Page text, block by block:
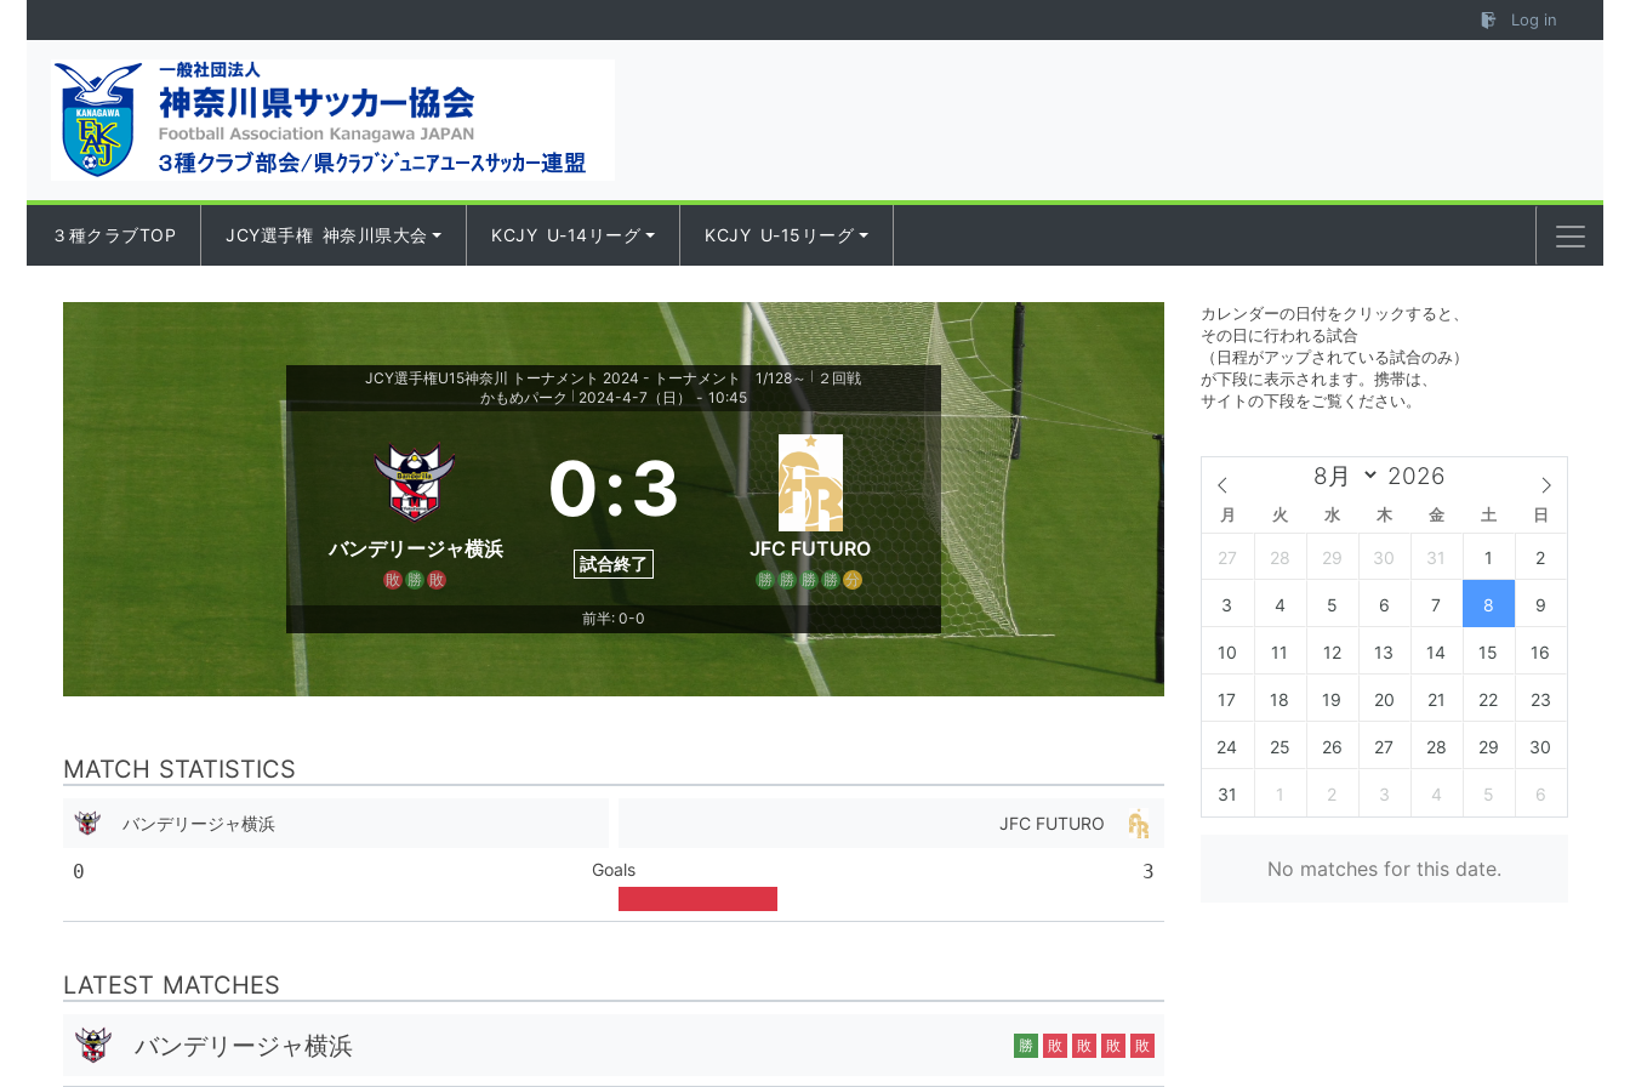
Log in
３種クラブTOP JCY選手権 神奈川県大会 KCJY U-14リーグ KCJY U-15リーグ
JCY選手権U15神奈川 トーナメント 2024 - トーナメント 1/128～
２回戦
かもめパーク
2024-4-7（日） - 10:45
バンデリージャ横浜
敗 勝 敗
0:3
試合終了
JFC FUTURO
勝 勝 勝 勝 分
前半: 0-0
MATCH STATISTICS
バンデリージャ横浜 JFC FUTURO
0 Goals 3
LATEST MATCHES
バンデリージャ横浜 勝 敗 敗 敗 敗
カレンダーの日付をクリックすると、
その日に行われる試合
（日程がアップされている試合のみ）
が下段に表示されます。携帯は、
サイトの下段をご覧ください。
月 火 水 木 金 土 日
27 28 29 30 31 1 2
3 4 5 6 7 8 9
10 11 12 13 14 15 16
17 18 19 20 21 22 23
24 25 26 27 28 29 30
31 1 2 3 4 5 6
No matches for this date.